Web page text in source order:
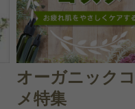
オーガニック
メ特集